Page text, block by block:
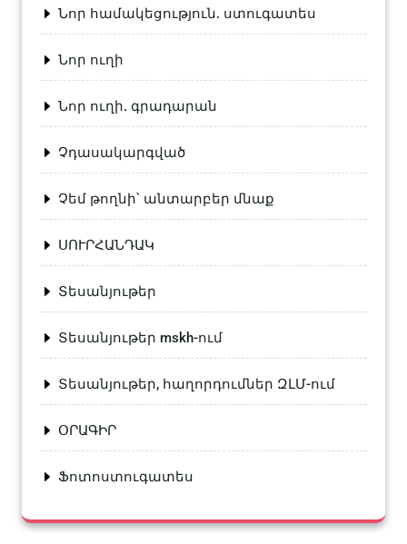
Նոր համակեցություն. ստուգատես
Նոր ուղի
Նոր ուղի. գրադարան
Չդասակարգված
Չեմ թողնի՝ անտարբեր մնաք
ՍՈՒՐՀԱՆԴԱԿ
Տեսանյութեր
Տեսանյութեր mskh-ում
Տեսանյութեր, հաղորդումներ ԶԼՄ-ում
ՕՐԱԳԻՐ
Ֆոտոստուգատես